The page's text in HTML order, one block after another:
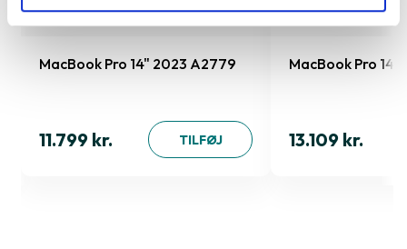
MacBook Pro 14" 2023 A2779
11.799 kr. TILFØJ
MacBook Pro
13.109 kr.